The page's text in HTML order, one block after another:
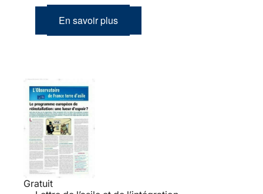
En savoir plus
Gratuit